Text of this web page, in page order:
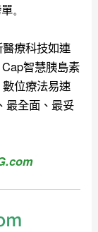
。
療科技如連
智慧胰島素
位療法易速
最全面、最妥